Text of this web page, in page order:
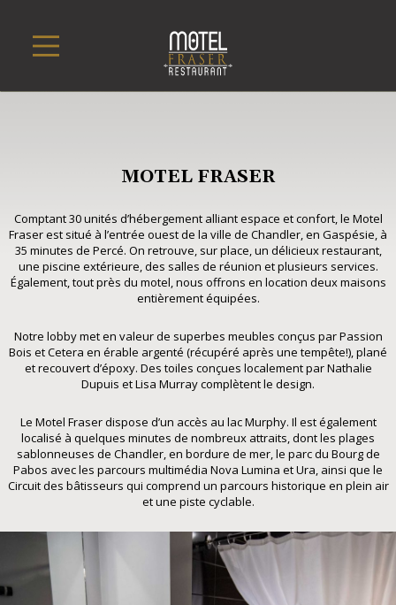
MOTEL FRASER
Comptant 30 unités d’hébergement alliant espace et confort, le Motel
Fraser est situé à l’entrée ouest de la ville de Chandler, en Gaspésie, à
35 minutes de Percé. On retrouve, sur place, un délicieux restaurant,
une piscine extérieure, des salles de réunion et plusieurs services.
Également, tout près du motel, nous offrons en location deux maisons
entièrement équipées.
Notre lobby met en valeur de superbes meubles conçus par Passion
Bois et Cetera en érable argenté (récupéré après une tempête!), plané
et recouvert d’époxy. Des toiles conçues localement par Nathalie
Dupuis et Lisa Murray complètent le design.
Le Motel Fraser dispose d’un accès au lac Murphy. Il est également
localisé à quelques minutes de nombreux attraits, dont les plages
sablonneuses de Chandler, en bordure de mer, le parc du Bourg de
Pabos avec les parcours multimédia Nova Lumina et Ura, ainsi que le
Circuit des bâtisseurs qui comprend un parcours historique en plein air
et une piste cyclable.